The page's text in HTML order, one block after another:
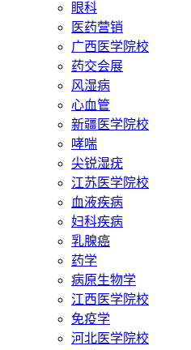
眼科
医药营销
广西医学院校
药交会展
风湿病
心血管
新疆医学院校
哮喘
尖锐湿疣
江苏医学院校
血液疾病
妇科疾病
乳腺癌
药学
病原生物学
江西医学院校
免疫学
河北医学院校